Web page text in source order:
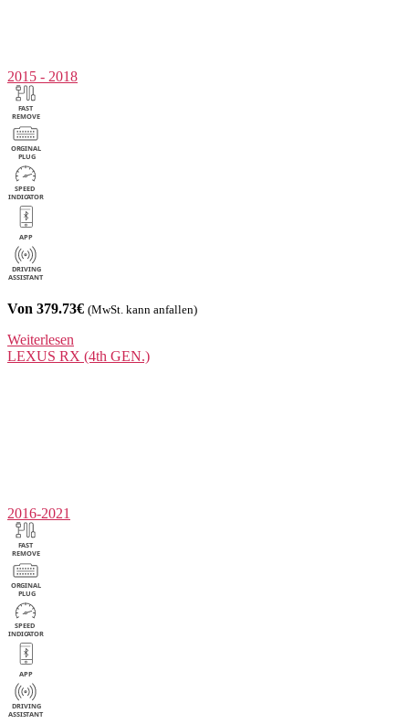
2015 - 2018
Von 379.73€ (MwSt. kann anfallen)
Weiterlesen
LEXUS RX (4th GEN.)
2016-2021